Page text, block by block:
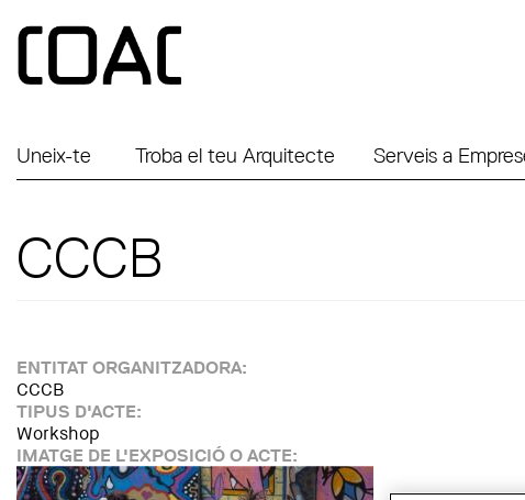
Uneix-te Troba el teu Arquitecte Serveis a
CCCB
ENTITAT ORGANITZADORA:
CCCB
TIPUS D'ACTE:
Workshop
IMATGE DE L'EXPOSICIÓ O ACTE: